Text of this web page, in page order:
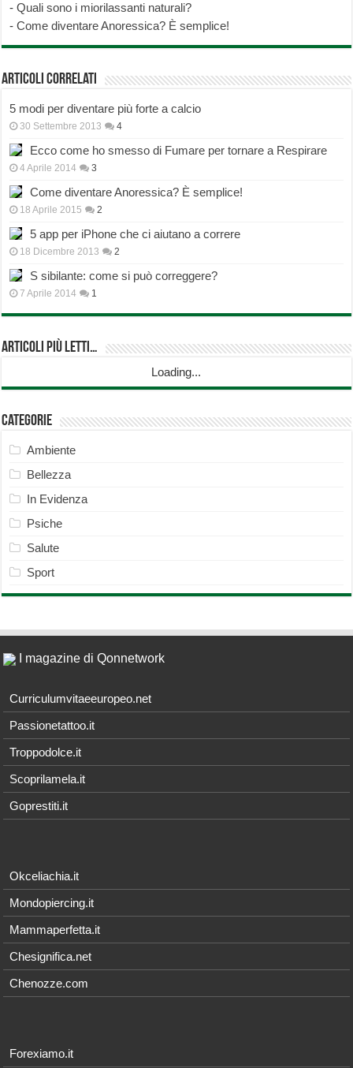
-Quali sono i miorilassanti naturali?
-Come diventare Anoressica? È semplice!
Articoli correlati
5 modi per diventare più forte a calcio
30 Settembre 2013 4
Ecco come ho smesso di Fumare per tornare a Respirare
4 Aprile 2014 3
Come diventare Anoressica? È semplice!
18 Aprile 2015 2
5 app per iPhone che ci aiutano a correre
18 Dicembre 2013 2
S sibilante: come si può correggere?
7 Aprile 2014 1
Articoli più Letti…
Loading...
Categorie
Ambiente
Bellezza
In Evidenza
Psiche
Salute
Sport
I magazine di Qonnetwork
Curriculumvitaeeuropeo.net
Passionetattoo.it
Troppodolce.it
Scoprilamela.it
Goprestiti.it
Okceliachia.it
Mondopiercing.it
Mammaperfetta.it
Chesignifica.net
Chenozze.com
Forexiamo.it